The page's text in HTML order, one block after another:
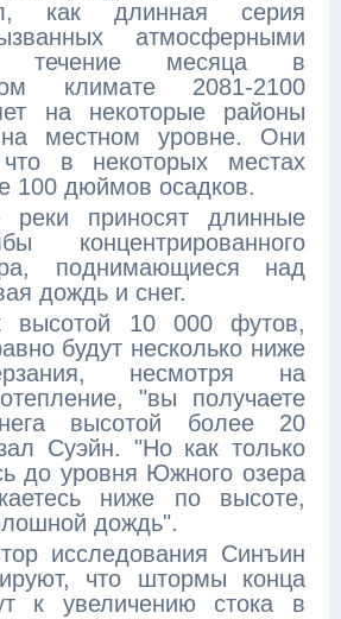
как длинная серия
атмосферными
течение месяца в
климате 2081-2100
на некоторые районы
местном уровне. Они
в некоторых местах
100 дюймов осадков.
реки приносят длинные
концентрированного
поднимающиеся над
дождь и снег.
высотой 10 000 футов,
будут несколько ниже
несмотря на
"вы получаете
высотой более 20
Суэйн. "Но как только
до уровня Южного озера
ниже по высоте,
дождь".
исследования Синъин
что штормы конца
к увеличению стока в